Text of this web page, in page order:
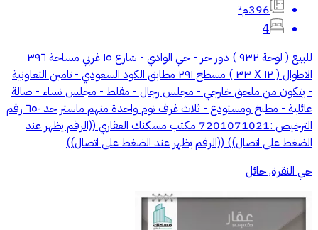
396م²
4
للبيع ( لوحة ٩٣٢ ) دور حر - حي الوادي - شارع ١٥ غربي مساحة ٣٩٦
الاطوال ( ١٢ X ٣٣ ) مسطح ٢٩١ مطابق الكود السعودي - تامين التعاونية
- يتكون من ملحق خارجي - مجلس رجال - مقلط - مجلس نساء - صالة
عائلية - مطبخ ومستودع - ثلاث غرف نوم واحدة منهم ماستر حد ٦٥٠ رقم
الترخيص :7201071021 مكتب مسكنك العقاري ((الرقم يظهر عند
الضغط على اتصال)) ((الرقم يظهر عند الضغط على اتصال))
حي النقرة, حائل